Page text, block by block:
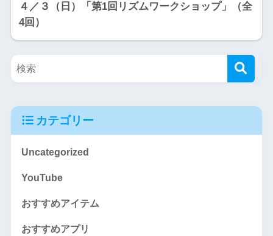
４／３（日）「第1回リズムワークショップ」（全
4回）
カテゴリー
Uncategorized
YouTube
おすすめアイテム
おすすめアプリ